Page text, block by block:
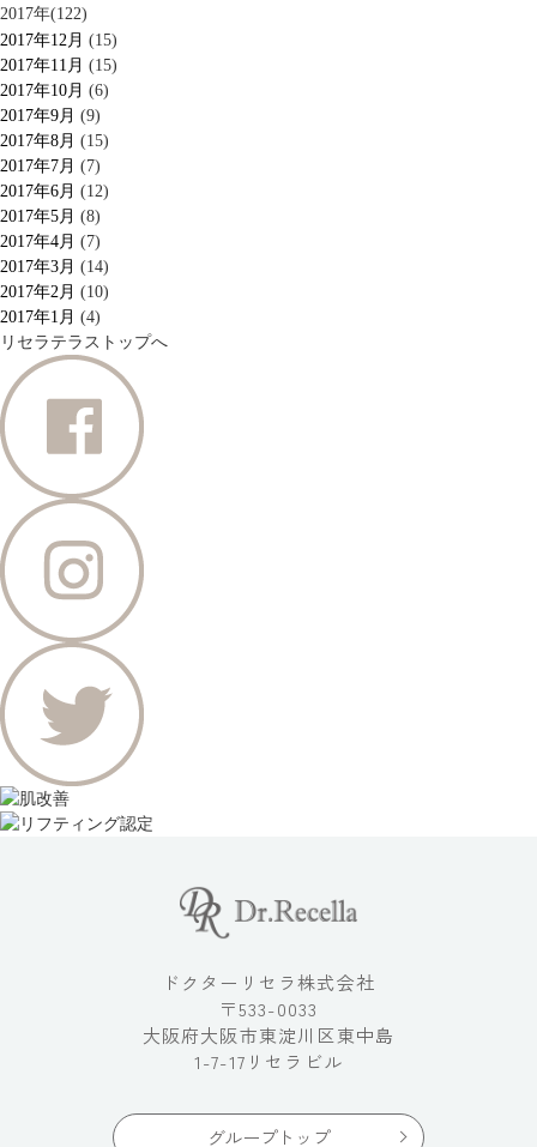
2017年(122)
2017年12月 (15)
2017年11月 (15)
2017年10月 (6)
2017年9月 (9)
2017年8月 (15)
2017年7月 (7)
2017年6月 (12)
2017年5月 (8)
2017年4月 (7)
2017年3月 (14)
2017年2月 (10)
2017年1月 (4)
リセラテラストップへ
ドクターリセラ株式会社
〒533-0033
大阪府大阪市東淀川区東中島
1-7-17リセラビル
グループトップ